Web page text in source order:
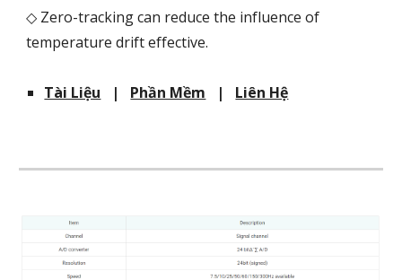
◇ Zero-tracking can reduce the influence of
temperature drift effective.
Tài Liệu | Phần Mềm | Liên Hệ